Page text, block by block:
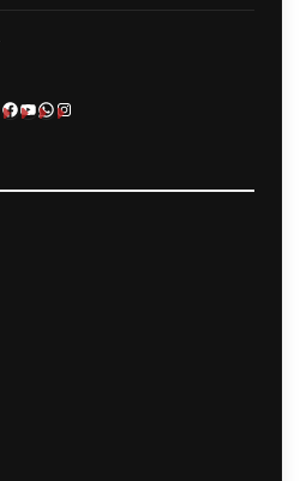
Facebook
YouTube
WhatsApp
Instagram